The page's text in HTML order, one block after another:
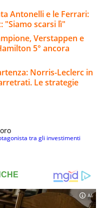
Antonelli e le Ferrari:
"Siamo scarsi lì"
Verstappen e
5° ancora
Norris-Leclerc in
Le strategie
tra gli investimenti